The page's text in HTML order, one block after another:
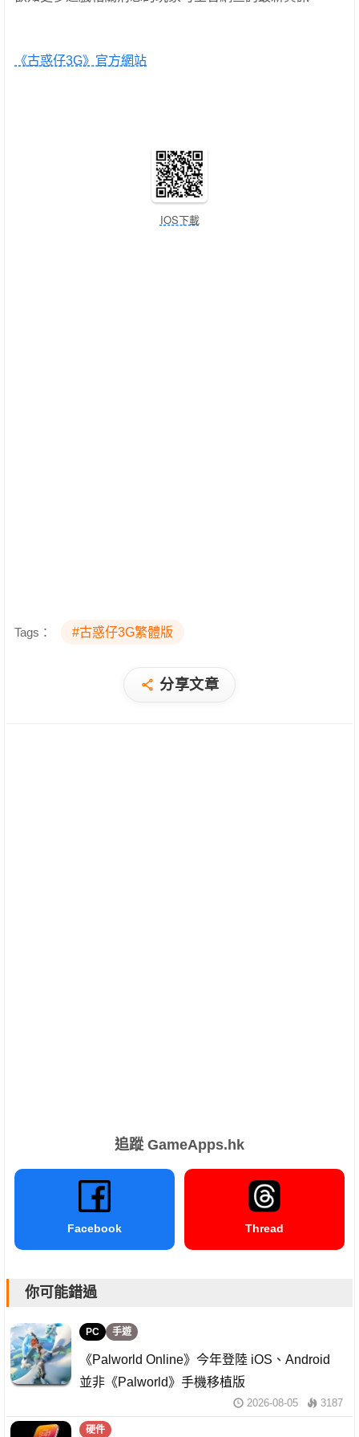
《古惑仔3G》官方網站
IOS下載
Tags： #古惑仔3G繁體版
分享文章
追蹤 GameApps.hk
Facebook Thread
你可能錯過
PC 手遊
《Palworld Online》今年登陸 iOS、Android
並非《Palworld》手機移植版
2026-08-05 3187
硬件